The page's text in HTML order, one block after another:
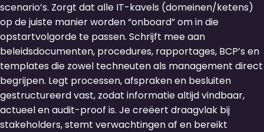
scenario’s. Zorgt dat alle IT-kavels (domeinen/ketens)
op de juiste manier worden “onboard” om in die
opstartvolgorde te passen. Schrijft mee aan
beleidsdocumenten, procedures, rapportages, BCP’s en
templates die zowel techneuten als management direct
begrijpen. Legt processen, afspraken en besluiten
gestructureerd vast, zodat informatie altijd vindbaar,
actueel en audit-proof is. Je creëert draagvlak bij
stakeholders, stemt verwachtingen af en bereikt